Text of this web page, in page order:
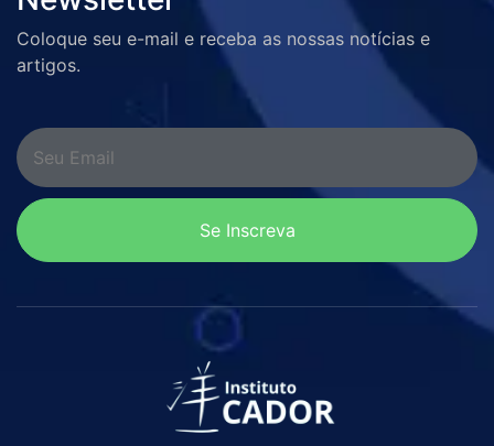
Coloque seu e-mail e receba as nossas notícias e
artigos.
Se Inscreva